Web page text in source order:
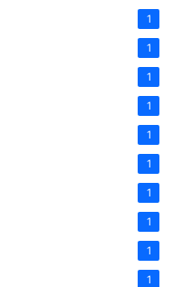
1
1
1
1
1
1
1
1
1
1